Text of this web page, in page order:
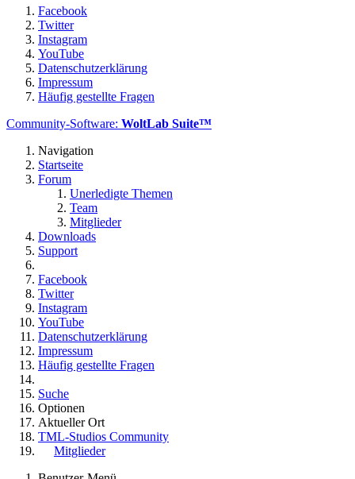
Facebook
Twitter
Instagram
YouTube
Datenschutzerklärung
Impressum
Häufig gestellte Fragen
Community-Software: WoltLab Suite™
Navigation
Startseite
Forum
Unerledigte Themen
Team
Mitglieder
Downloads
Support
Facebook
Twitter
Instagram
YouTube
Datenschutzerklärung
Impressum
Häufig gestellte Fragen
Suche
Optionen
Aktueller Ort
TML-Studios Community
Mitglieder